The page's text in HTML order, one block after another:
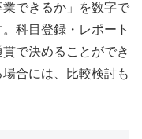
できるか」を数字で
科目登録・レポート
で決めることができ
合には、比較検討も